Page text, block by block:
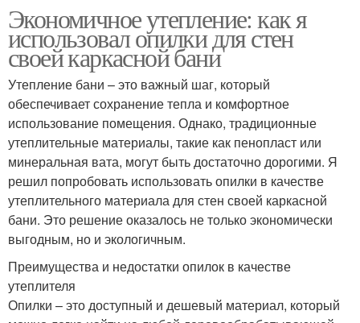
Экономичное утепление: как я
использовал опилки для стен
своей каркасной бани
Утепление бани – это важный шаг, который
обеспечивает сохранение тепла и комфортное
использование помещения. Однако, традиционные
утеплительные материалы, такие как пенопласт или
минеральная вата, могут быть достаточно дорогими. Я
решил попробовать использовать опилки в качестве
утеплительного материала для стен своей каркасной
бани. Это решение оказалось не только экономически
выгодным, но и экологичным.
Преимущества и недостатки опилок в качестве
утеплителя
Опилки – это доступный и дешевый материал, который